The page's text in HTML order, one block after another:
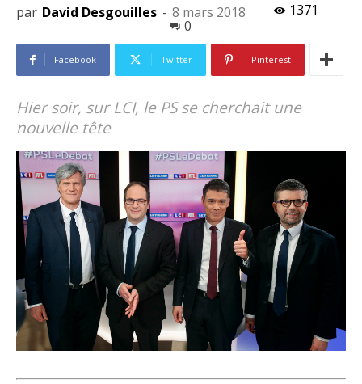
par David Desgouilles - 8 mars 2018
1371
0
Facebook Twitter Pinterest
Hier soir, sur LCI, le PS se cherchait une
nouvelle tête